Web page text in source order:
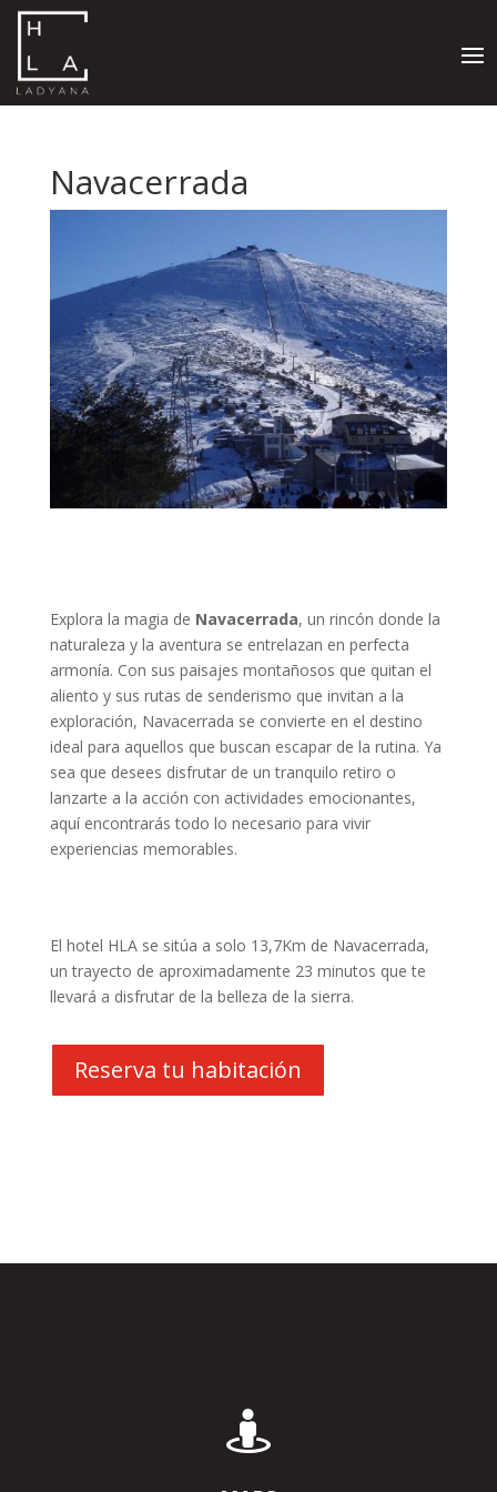
Navacerrada
Explora la magia de Navacerrada, un rincón donde la
naturaleza y la aventura se entrelazan en perfecta
armonía. Con sus paisajes montañosos que quitan el
aliento y sus rutas de senderismo que invitan a la
exploración, Navacerrada se convierte en el destino
ideal para aquellos que buscan escapar de la rutina. Ya
sea que desees disfrutar de un tranquilo retiro o
lanzarte a la acción con actividades emocionantes,
aquí encontrarás todo lo necesario para vivir
experiencias memorables.
El hotel HLA se sitúa a solo 13,7Km de Navacerrada,
un trayecto de aproximadamente 23 minutos que te
llevará a disfrutar de la belleza de la sierra.
Reserva tu habitación
